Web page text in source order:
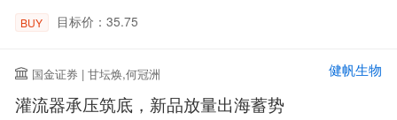
BUY 目标价：35.75
国金证券 | 甘坛焕,何冠洲 健帆生物
灌流器承压筑底，新品放量出海蓄势